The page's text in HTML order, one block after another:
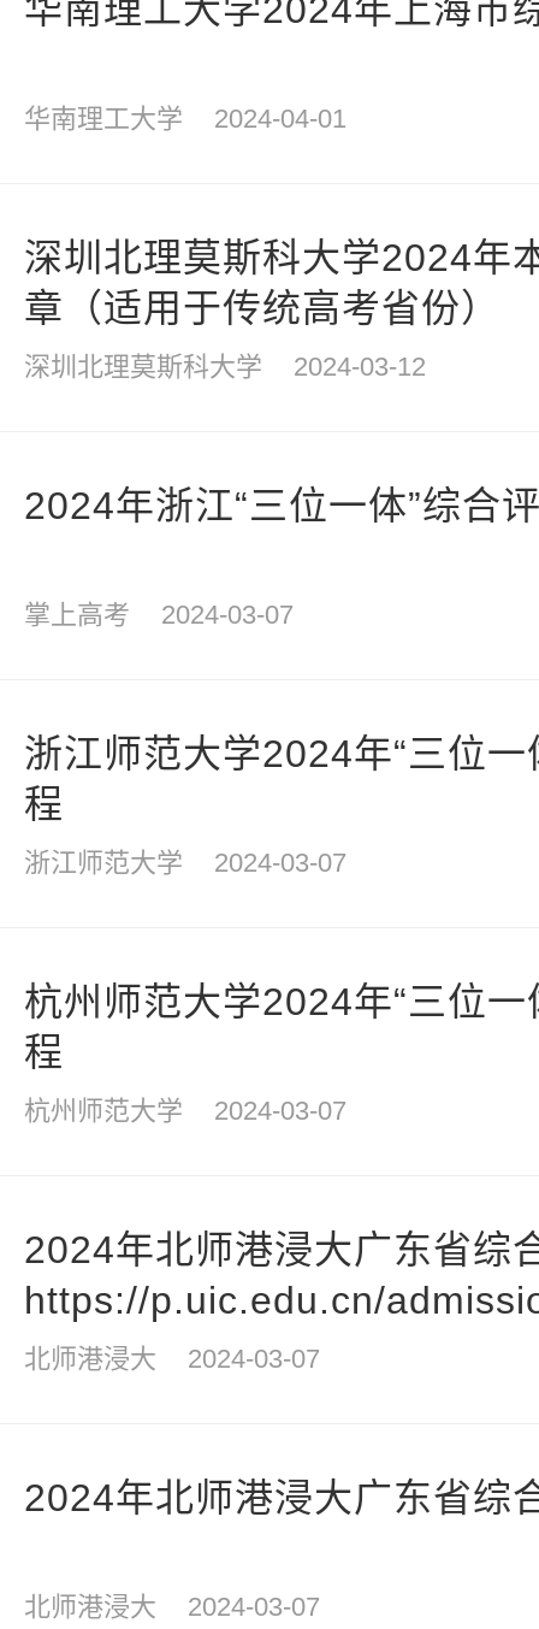
华南理工大学2024年上海市
华南理工大学 2024-04-01
深圳北理莫斯科大学2024年
章（适用于传统高考省份）
深圳北理莫斯科大学 2024-03-12
2024年浙江“三位一体”综合
掌上高考 2024-03-07
浙江师范大学2024年“三位
程
浙江师范大学 2024-03-07
杭州师范大学2024年“三位
程
杭州师范大学 2024-03-07
2024年北师港浸大广东省综
https://p.uic.edu.cn/
北师港浸大 2024-03-07
2024年北师港浸大广东省综
北师港浸大 2024-03-07